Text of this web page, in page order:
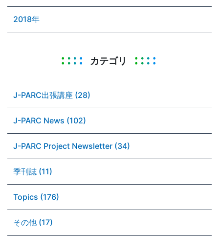
2018年
カテゴリ
J-PARC出張講座 (28)
J-PARC News (102)
J-PARC Project Newsletter (34)
季刊誌 (11)
Topics (176)
その他 (17)